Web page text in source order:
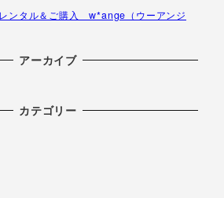
ンタル＆ご購入 w*ange（ウーアンジ
アーカイブ
カテゴリー